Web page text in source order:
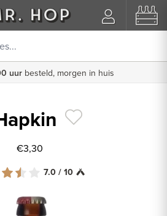
uur besteld, morgen in huis
€3,30
7.0 / 10